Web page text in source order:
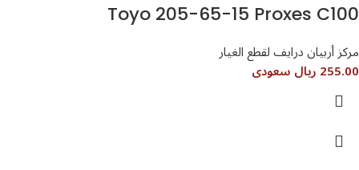
Toyo 205-65-15 Proxes C100
مركز أربيان درايف لقطع الغيار
255.00 ريال سعودى